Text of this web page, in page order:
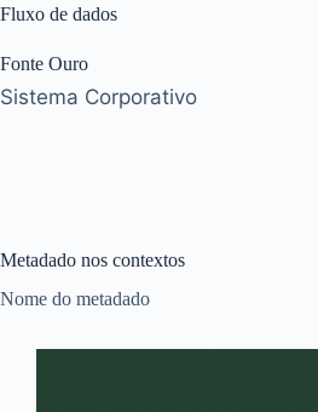
Fluxo de dados
Fonte Ouro
Sistema Corporativo
Metadado nos contextos
Nome do metadado